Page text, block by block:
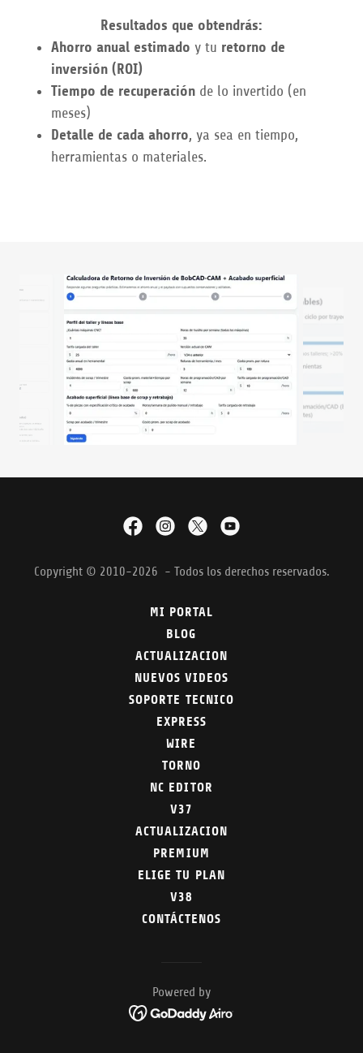
Resultados que obtendrás:
Ahorro anual estimado y tu retorno de
inversión (ROI)
Tiempo de recuperación de lo invertido (en
meses)
Detalle de cada ahorro, ya sea en tiempo,
herramientas o materiales.
Copyright © 2010-2026 - Todos los derechos reservados.
MI PORTAL
BLOG
ACTUALIZACION
NUEVOS VIDEOS
SOPORTE TECNICO
EXPRESS
WIRE
TORNO
NC EDITOR
V37
ACTUALIZACION
PREMIUM
ELIGE TU PLAN
V38
CONTÁCTENOS
Powered by